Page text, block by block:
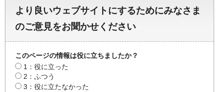
より良いウェブサイトにするためにみなさま
のご意見をお聞かせください
このページの情報は役に立ちましたか？
1：役に立った
2：ふつう
3：役に立たなかった